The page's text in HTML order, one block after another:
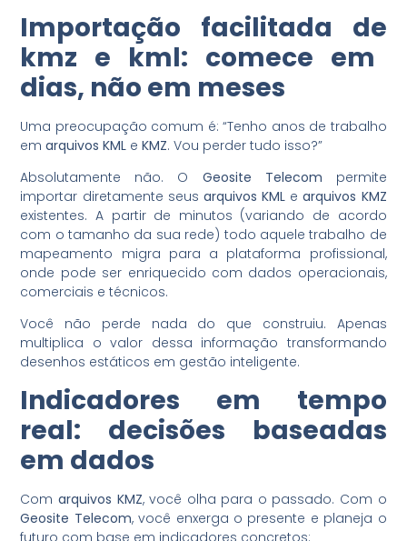
Importação facilitada de
kmz e kml: comece em
dias, não em meses
Uma preocupação comum é: “Tenho anos de trabalho
emarquivos KML eKMZ. Vou perder tudo isso?”
Absolutamente não. O Geosite Telecom permite
importar diretamente seus arquivos KML earquivos KMZ
existentes. A partir de minutos (variando de acordo
com o tamanho da sua rede) todo aquele trabalho de
mapeamento migra para a plataforma profissional,
onde pode ser enriquecido com dados operacionais,
comerciais e técnicos.
Você não perde nada do que construiu. Apenas
multiplica o valor dessa informação transformando
desenhos estáticos em gestão inteligente.
Indicadores em tempo
real: decisões baseadas
em dados
Com arquivos KMZ, você olha para o passado. Com o
Geosite Telecom, você enxerga o presente e planeja o
futuro com base em indicadores concretos: